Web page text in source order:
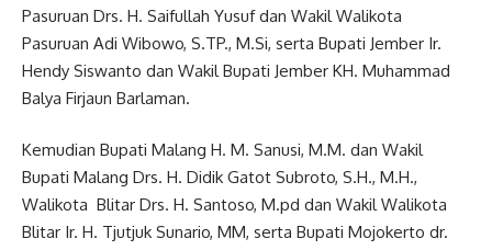
Pasuruan Drs. H. Saifullah Yusuf dan Wakil Walikota
Pasuruan Adi Wibowo, S.TP., M.Si, serta Bupati Jember Ir.
Hendy Siswanto dan Wakil Bupati Jember KH. Muhammad
Balya Firjaun Barlaman.
Kemudian Bupati Malang H. M. Sanusi, M.M. dan Wakil
Bupati Malang Drs. H. Didik Gatot Subroto, S.H., M.H.,
Walikota Blitar Drs. H. Santoso, M.pd dan Wakil Walikota
Blitar Ir. H. Tjutjuk Sunario, MM, serta Bupati Mojokerto dr.